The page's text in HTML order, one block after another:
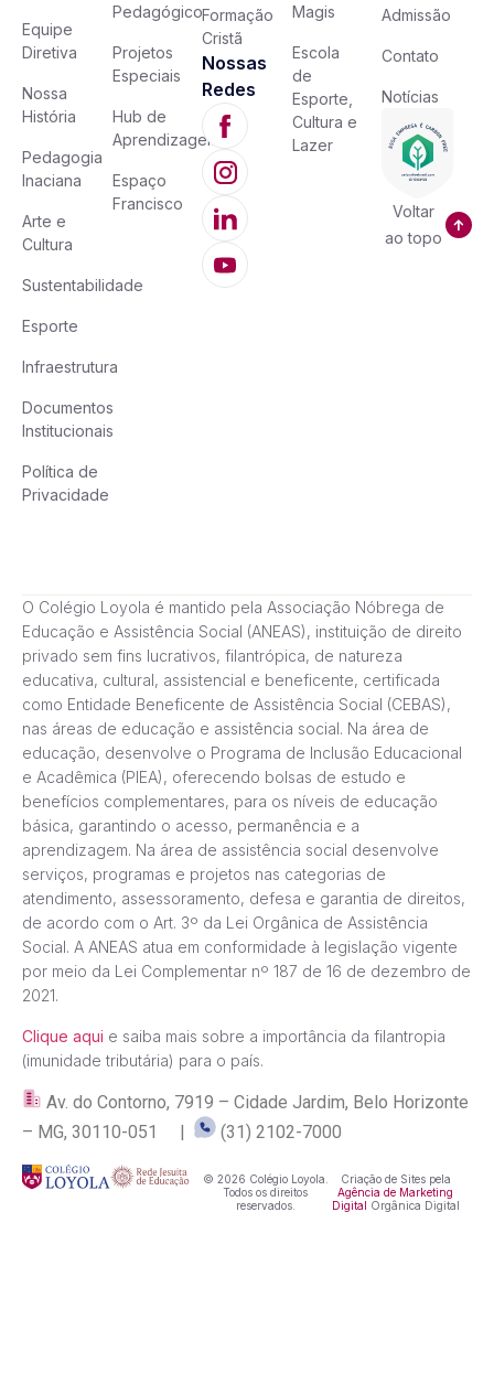
Equipe
Diretiva
Nossa
História
Pedagogia
Inaciana
Arte e
Cultura
Sustentabilidade
Esporte
Infraestrutura
Documentos
Institucionais
Política de
Privacidade
Pedagógico
Projetos
Especiais
Hub de
Aprendizagem
Espaço
Francisco
Formação
Cristã
Nossas
Redes
Magis
Escola
de
Esporte,
Cultura e
Lazer
Admissão
Contato
Notícias
Voltar
ao topo
O Colégio Loyola é mantido pela Associação Nóbrega de
Educação e Assistência Social (ANEAS), instituição de direito
privado sem fins lucrativos, filantrópica, de natureza
educativa, cultural, assistencial e beneficente, certificada
como Entidade Beneficente de Assistência Social (CEBAS),
nas áreas de educação e assistência social. Na área de
educação, desenvolve o Programa de Inclusão Educacional
e Acadêmica (PIEA), oferecendo bolsas de estudo e
benefícios complementares, para os níveis de educação
básica, garantindo o acesso, permanência e a
aprendizagem. Na área de assistência social desenvolve
serviços, programas e projetos nas categorias de
atendimento, assessoramento, defesa e garantia de direitos,
de acordo com o Art. 3º da Lei Orgânica de Assistência
Social. A ANEAS atua em conformidade à legislação vigente
por meio da Lei Complementar nº 187 de 16 de dezembro de
2021.
Clique aqui e saiba mais sobre a importância da filantropia
(imunidade tributária) para o país.
Av. do Contorno, 7919 – Cidade Jardim, Belo Horizonte
– MG, 30110-051 |
(31) 2102-7000
© 2026 Colégio Loyola.
Todos os direitos
reservados.
Criação de Sites pela
Agência de Marketing
Digital
Orgânica Digital